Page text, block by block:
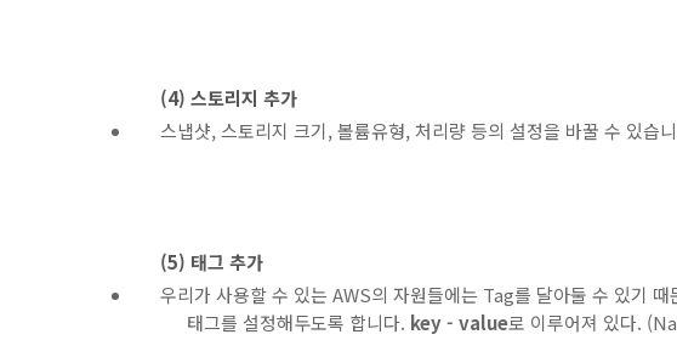
(4) 스토리지 추가
스냅샷, 스토리지 크기, 볼륨유형, 처리량 등의 설정을 바꿀 수 있습
(5) 태그 추가
우리가 사용할 수 있는 AWS의 자원들에는 Tag를 달아둘 수 있기
태그를 설정해두도록 합니다. key - value로 이루어져 있다.